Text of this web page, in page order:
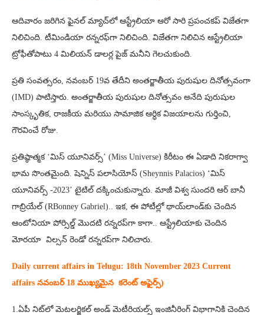
ఆదివారం జరిగిన ఫైనల్ మ్యాచ్‌లో ఆస్ట్రేలియా ఆరో సారి ప్రపంచకప్ విజేతగా
నిలిచింది. టీమిండియా రన్నరఫ్‌గా నిలిచింది. విజేతగా నిలిచిన ఆస్ట్రేలియా
ట్రోఫీతోపాటు 4 మిలియన్ డాలర్ల పైజ్ మనీని గెలచుకుంది.
ప్రతి సంవత్సరం, నవంబర్ 19వ తేదీని అంతర్జాతీయ పురుషుల దినోత్సవంగా
(IMD) పాటిస్తారు. అంతర్జాతీయ పురుషుల దినోత్సవం అనేది పురుషుల
సాంస్కృతిక, రాజకీయ మరియు సామాజిక ఆర్ధిక విజయాలను గుర్తించి,
గౌరవించే రోజు.
ప్రతిష్ఠాత్మక ‘మిస్‌ యూనివర్స్‌’ (Miss Universe) కిరీటం ఈ ఏడాది నికరాగ్వా
భామ సొంతమైంది. షెన్నిస్ పలాసియోస్ (Sheynnis Palacios) ‘మిస్‌
యూనివర్స్‌ -2023’ టైటిల్‌ దక్కించుకున్నారు. మాజీ విశ్వ సుందరి ఆర్‌ బానీ
గాబ్రియేల్‌ (RBonney Gabriel).. ఇక, ఈ పోటీల్లో థాయ్‌లాండ్‌కు చెందిన
ఆంటోనియా పోర్సిల్డ్ మొదటి రన్నరప్‌గా కాగా.. ఆస్ట్రేలియాకు చెందిన
మోరయా విల్సన్ రెండో రన్నరప్‌గా నిలిచారు.
Daily current affairs in Telugu: 18th November 2023 Current
affairs నవంబర్ 18 ముఖ్యమైన కరెంట్ అఫైర్స్‌)
1.ఏపీ నిట్‌లో మెటలర్జికల్‌ అండ్‌ మెటీరియల్స్‌ ఇంజినీరింగ్‌ విభాగానికి చెందిన